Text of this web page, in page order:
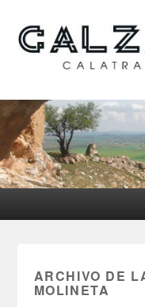
ARCHIVO DE
MOLINETA